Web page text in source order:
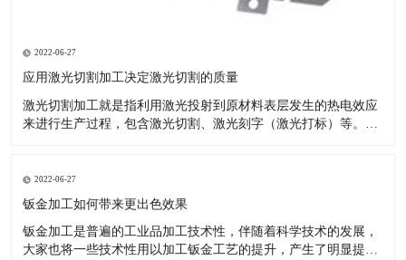
2022-06-27
应用激光切割加工决定激光切割的质量
激光切割加工就是指利用激光投射到原材料表层发生的热电效应
来进行生产过程，包含激光切割、激光刻字（激光打标）等。现
光切割成形生产塑胶产品：节省注塑模具投资：塑料激光切割加
工不用模具
2022-06-27
钣金加工如何带来更出色效果
钣金加工是普遍的工业品加工技术性，伴随着科学技术的发展，
大家也将一些技术性用以加工钣金工艺的提升，产生了明显提